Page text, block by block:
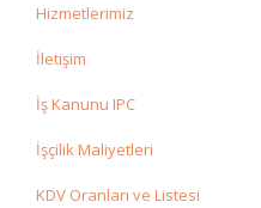
Hizmetlerimiz
İletişim
İş Kanunu IPC
İşçilik Maliyetleri
KDV Oranları ve Listesi